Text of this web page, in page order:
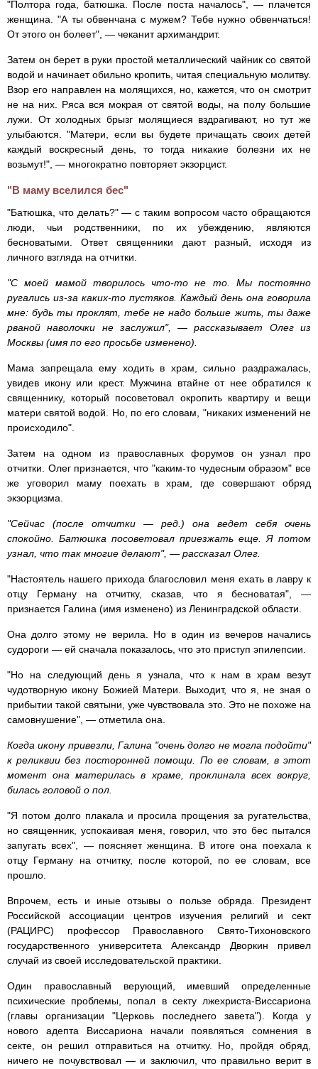
"Полтора года, батюшка. После поста началось", — плачется
женщина. "А ты обвенчана с мужем? Тебе нужно обвенчаться!
От этого он болеет", — чеканит архимандрит.
Затем он берет в руки простой металлический чайник со святой
водой и начинает обильно кропить, читая специальную молитву.
Взор его направлен на молящихся, но, кажется, что он смотрит
не на них. Ряса вся мокрая от святой воды, на полу большие
лужи. От холодных брызг молящиеся вздрагивают, но тут же
улыбаются. "Матери, если вы будете причащать своих детей
каждый воскресный день, то тогда никакие болезни их не
возьмут!", — многократно повторяет экзорцист.
"В маму вселился бес"
"Батюшка, что делать?" — с таким вопросом часто обращаются
люди, чьи родственники, по их убеждению, являются
бесноватыми. Ответ священники дают разный, исходя из
личного взгляда на отчитки.
"С моей мамой творилось что-то не то. Мы постоянно
ругались из-за каких-то пустяков. Каждый день она говорила
мне: будь ты проклят, тебе не надо больше жить, ты даже
рваной наволочки не заслужил", — рассказывает Олег из
Москвы (имя по его просьбе изменено).
Мама запрещала ему ходить в храм, сильно раздражалась,
увидев икону или крест. Мужчина втайне от нее обратился к
священнику, который посоветовал окропить квартиру и вещи
матери святой водой. Но, по его словам, "никаких изменений не
происходило".
Затем на одном из православных форумов он узнал про
отчитки. Олег признается, что "каким-то чудесным образом" все
же уговорил маму поехать в храм, где совершают обряд
экзорцизма.
"Сейчас (после отчитки — ред.) она ведет себя очень
спокойно. Батюшка посоветовал приезжать еще. Я потом
узнал, что так многие делают", — рассказал Олег.
"Настоятель нашего прихода благословил меня ехать в лавру к
отцу Герману на отчитку, сказав, что я бесноватая", —
признается Галина (имя изменено) из Ленинградской области.
Она долго этому не верила. Но в один из вечеров начались
судороги — ей сначала показалось, что это приступ эпилепсии.
"Но на следующий день я узнала, что к нам в храм везут
чудотворную икону Божией Матери. Выходит, что я, не зная о
прибытии такой святыни, уже чувствовала это. Это не похоже на
самовнушение", — отметила она.
Когда икону привезли, Галина "очень долго не могла подойти"
к реликвии без посторонней помощи. По ее словам, в этот
момент она материлась в храме, проклинала всех вокруг,
билась головой о пол.
"Я потом долго плакала и просила прощения за ругательства,
но священник, успокаивая меня, говорил, что это бес пытался
запугать всех", — поясняет женщина. В итоге она поехала к
отцу Герману на отчитку, после которой, по ее словам, все
прошло.
Впрочем, есть и иные отзывы о пользе обряда. Президент
Российской ассоциации центров изучения религий и сект
(РАЦИРС) профессор Православного Свято-Тихоновского
государственного университета Александр Дворкин привел
случай из своей исследовательской практики.
Один православный верующий, имевший определенные
психические проблемы, попал в секту лжехриста-Виссариона
(главы организации "Церковь последнего завета"). Когда у
нового адепта Виссариона начали появляться сомнения в
секте, он решил отправиться на отчитку. Но, пройдя обряд,
ничего не почувствовал — и заключил, что правильно верит в